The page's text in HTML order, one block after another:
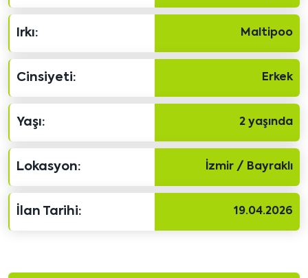
Irkı: Maltipoo
Cinsiyeti: Erkek
Yaşı: 2 yaşında
Lokasyon: İzmir / Bayraklı
İlan Tarihi: 19.04.2026